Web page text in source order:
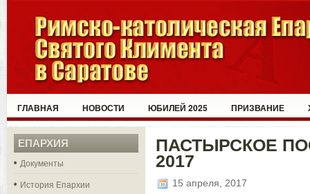
ГЛАВНАЯ НОВОСТИ ЮБИЛЕЙ 2025 ПРИЗВАНИЕ
ЕПАРХИЯ
Документы
История Епархии
ПАСТЫРСКОЕ
2017
15 апреля, 2017